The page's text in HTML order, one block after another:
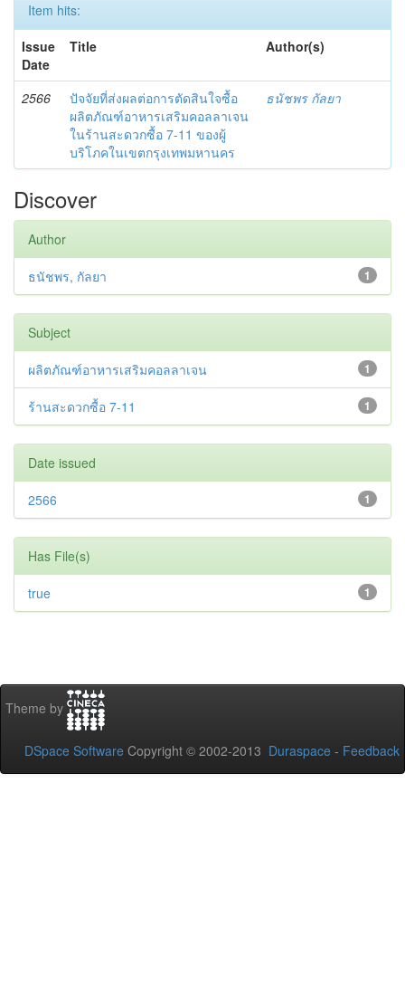
Item hits:
Issue
Date
Title Author(s)
2566
ปัจจัยที่ส่งผลต่อการตัดสินใจซื้อ
ผลิตภัณฑ์อาหารเสริมคอลลาเจน
ในร้านสะดวกซื้อ 7-11 ของผู้
บริโภคในเขตกรุงเทพมหานคร
ธนัชพร กัลยา
Discover
Author
1
ธนัชพร, กัลยา
Subject
1
ผลิตภัณฑ์อาหารเสริมคอลลาเจน
1
ร้านสะดวกซื้อ 7-11
Date issued
1
2566
Has File(s)
1
true
Theme by
DSpace Software Copyright © 2002-2013 Duraspace - Feedback